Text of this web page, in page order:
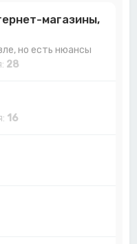
магазины,
но есть нюансы
28
16